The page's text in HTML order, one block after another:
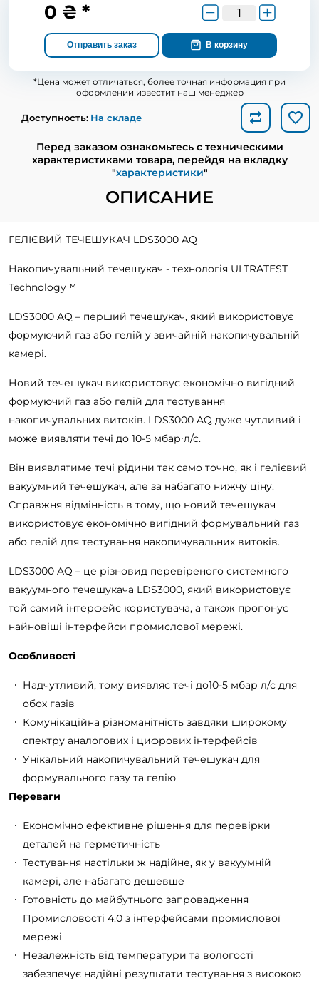
0 ₴ *
Отправить заказ В корзину
*Цена может отличаться, более точная информация при
оформлении известит наш менеджер
Доступность: На складе
Перед заказом ознакомьтесь с техническими
характеристиками товара, перейдя на вкладку
"характеристики"
ОПИСАНИЕ
ГЕЛІЄВИЙ ТЕЧЕШУКАЧ LDS3000 AQ
Накопичувальний течешукач - технологія ULTRATEST
Technology™
LDS3000 AQ – перший течешукач, який використовує
формуючий газ або гелій у звичайній накопичувальній
камері.
Новий течешукач використовує економічно вигідний
формуючий газ або гелій для тестування
накопичувальних витоків. LDS3000 AQ дуже чутливий і
може виявляти течі до 10-5 мбар∙л/с.
Він виявлятиме течі рідини так само точно, як і гелієвий
вакуумний течешукач, але за набагато нижчу ціну.
Справжня відмінність в тому, що новий течешукач
використовує економічно вигідний формувальний газ
або гелій для тестування накопичувальних витоків.
LDS3000 AQ – це різновид перевіреного системного
вакуумного течешукача LDS3000, який використовує
той самий інтерфейс користувача, а також пропонує
найновіші інтерфейси промислової мережі.
Особливості
Надчутливий, тому виявляє течі до10-5 мбар л/с для
обох газів
Комунікаційна різноманітність завдяки широкому
спектру аналогових і цифрових інтерфейсів
Унікальний накопичувальний течешукач для
формувального газу та гелію
Переваги
Економічно ефективне рішення для перевірки
деталей на герметичність
Тестування настільки ж надійне, як у вакуумній
камері, але набагато дешевше
Готовність до майбутнього запровадження
Промисловості 4.0 з інтерфейсами промислової
мережі
Незалежність від температури та вологості
забезпечує надійні результати тестування з високою